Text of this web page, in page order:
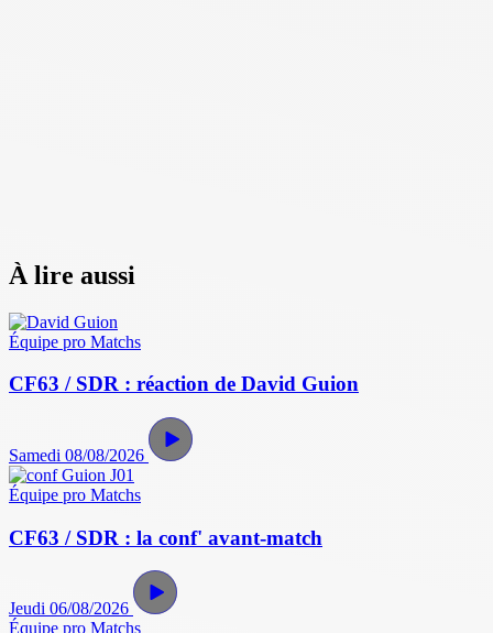
À lire aussi
Équipe pro Matchs
CF63 / SDR : réaction de David Guion
Samedi 08/08/2026
Équipe pro Matchs
CF63 / SDR : la conf' avant-match
Jeudi 06/08/2026
Équipe pro Matchs